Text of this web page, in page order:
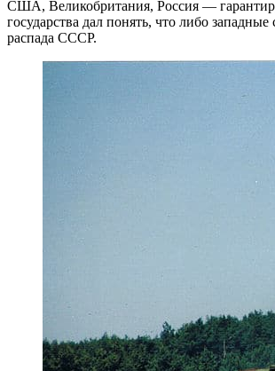
США, Великобритания, Россия —
государства дал понять, что либо
распада СССР.